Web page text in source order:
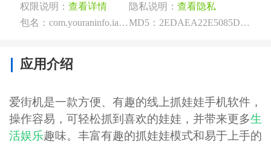
权限说明： 查看详情 隐私说明： 查看隐私
包名：com.youraninfo.iarcade
MD5：2EDAEA22E5085DDDC738BC87383AC181
应用介绍
爱街机是一款方便、有趣的线上抓娃娃手机软件，
操作容易，可轻松抓到喜欢的娃娃，并带来更多生
活娱乐趣味。丰富有趣的抓娃娃模式和易于上手的